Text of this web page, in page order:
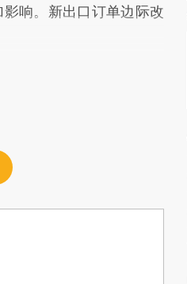
响。新出口订单边际改